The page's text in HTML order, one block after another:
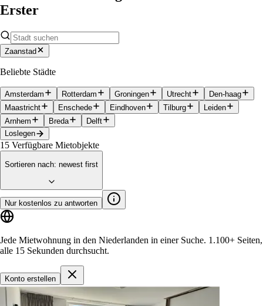
Erster
Zaanstad
Beliebte Städte
Amsterdam Rotterdam Groningen Utrecht
Den-haag
Maastricht
Enschede Eindhoven Tilburg
Leiden
Arnhem
Breda
Delft
Loslegen
15 Verfügbare Mietobjekte
Sortieren nach: newest first
Nur kostenlos zu antworten
Jede Mietwohnung in den Niederlanden in einer Suche. 1.100+ Seiten,
alle 15 Sekunden durchsucht.
Konto erstellen